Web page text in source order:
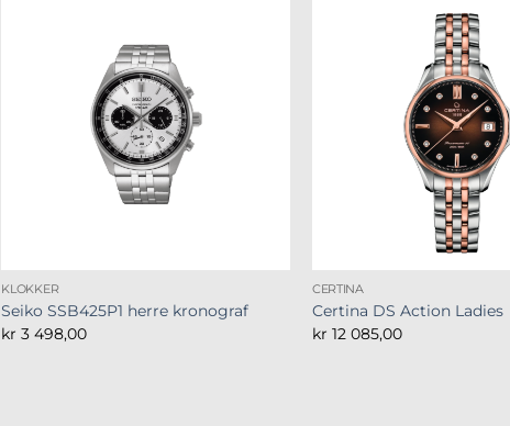
KLOKKER
Seiko SSB425P1 herre kronograf
kr 3 498,00
CERTINA
Certina DS Action Ladies
kr 12 085,00